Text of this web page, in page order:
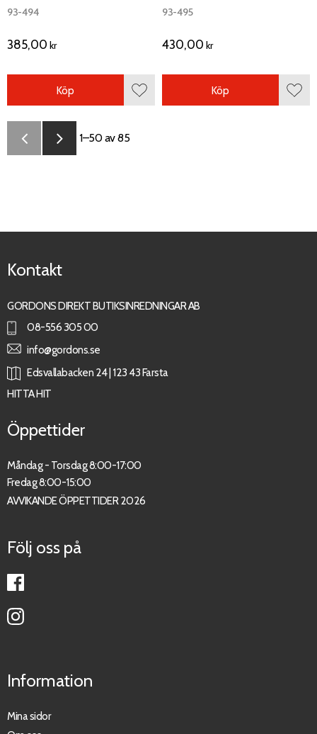
silverlack ingår.
93-494
385,00 kr
Lägg till i favoriter
Köp
silverlack ingår.
93-495
430,00 kr
Köp
1–50av85
Kontakt
GORDONS DIREKT BUTIKSINREDNINGAR AB
08-556 305 00
info@gordons.se
Edsvallabacken 24 | 123 43 Farsta
HITTA HIT
Öppettider
Måndag - Torsdag 8:00-17:00
Fredag 8:00-15:00
AVVIKANDE ÖPPETTIDER 2026
Följ oss på
Information
Mina sidor